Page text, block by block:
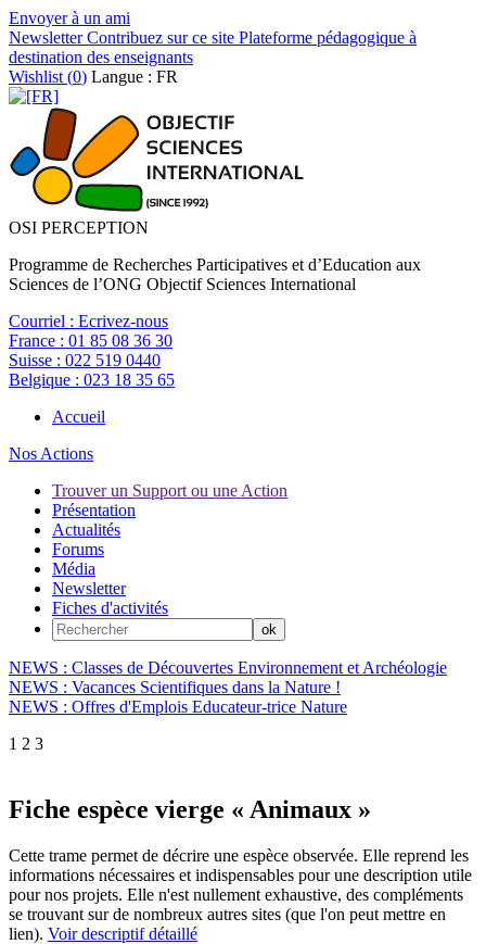
Envoyer à un ami
NewsletterContribuez sur ce site Plateforme pédagogique à
destination des enseignants
Wishlist (0) Langue : FR
OSI PERCEPTION
Programme de Recherches Participatives et d’Education aux
Sciences de l’ONG Objectif Sciences International
Courriel : Ecrivez-nous
France : 01 85 08 36 30
Suisse : 022 519 0440
Belgique : 023 18 35 65
Accueil
Nos Actions
Trouver un Support ou une Action
Présentation
Actualités
Forums
Média
Newsletter
Fiches d'activités
NEWS : Classes de Découvertes Environnement et Archéologie
NEWS : Vacances Scientifiques dans la Nature !
NEWS : Offres d'Emplois Educateur-trice Nature
1 2 3
Fiche espèce vierge « Animaux »
Cette trame permet de décrire une espèce observée. Elle reprend les
informations nécessaires et indispensables pour une description utile
pour nos projets. Elle n'est nullement exhaustive, des compléments
se trouvant sur de nombreux autres sites (que l'on peut mettre en
lien). Voir descriptif détaillé